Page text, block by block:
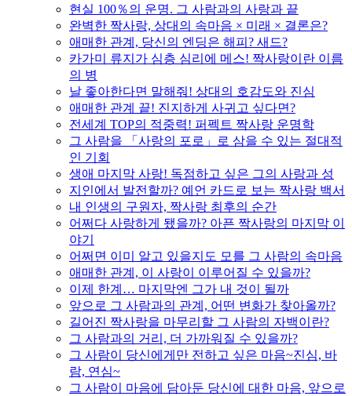
현실 100％의 운명. 그 사람과의 사랑과 끝
완벽한 짝사랑, 상대의 속마음 × 미래 × 결론은?
애매한 관계, 당신의 엔딩은 해피? 새드?
카가미 류지가 심층 심리에 메스! 짝사랑이란 이름
의 병
날 좋아한다면 말해줘! 상대의 호감도와 진심
애매한 관계 끝! 진지하게 사귀고 싶다면?
전세계 TOP의 적중력! 퍼펙트 짝사랑 운명학
그 사람을 「사랑의 포로」로 삼을 수 있는 절대적
인 기회
생애 마지막 사랑! 독점하고 싶은 그의 사랑과 성
지인에서 발전할까? 예언 카드로 보는 짝사랑 백서
내 인생의 구원자, 짝사랑 최후의 순간
어쩌다 사랑하게 됐을까? 아픈 짝사랑의 마지막 이
야기
어쩌면 이미 알고 있을지도 모를 그 사람의 속마음
애매한 관계, 이 사랑이 이루어질 수 있을까?
이제 한계… 마지막엔 그가 내 것이 될까
앞으로 그 사람과의 관계, 어떤 변화가 찾아올까?
길어진 짝사랑을 마무리할 그 사람의 자백이란?
그 사람과의 거리, 더 가까워질 수 있을까?
그 사람이 당신에게만 전하고 싶은 마음~진심, 바
람, 연심~
그 사람이 마음에 담아둔 당신에 대한 마음, 앞으로